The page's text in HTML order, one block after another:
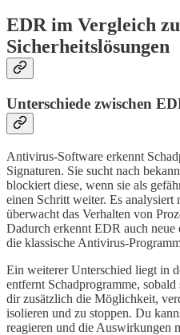
EDR im Vergleich
Sicherheitslösungen
Unterschiede zwischen
Antivirus-Software erkennt
Signaturen. Sie sucht nach
blockiert diese, wenn sie als
einen Schritt weiter. Es analysiert
überwacht das Verhalten von
Dadurch erkennt EDR auch neue
die klassische Antivirus-
Ein weiterer Unterschied liegt in
entfernt Schadprogramme,
dir zusätzlich die Möglichkeit,
isolieren und zu stoppen. Du
reagieren und die Auswirkungen